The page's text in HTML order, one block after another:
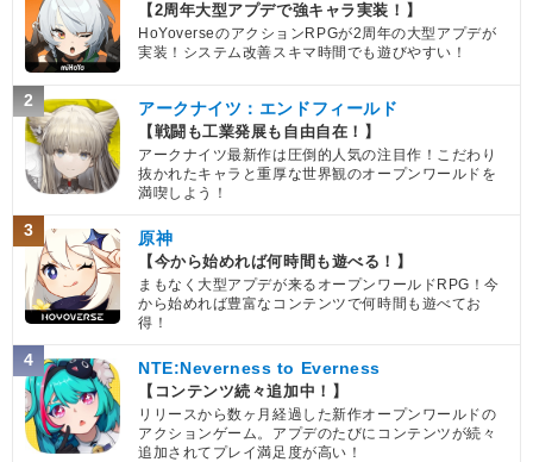
【2周年大型アプデで強キャラ実装！】
HoYoverseのアクションRPGが2周年の大型アプデが
実装！システム改善スキマ時間でも遊びやすい！
2 アークナイツ：エンドフィールド
【戦闘も工業発展も自由自在！】
アークナイツ最新作は圧倒的人気の注目作！こだわり
抜かれたキャラと重厚な世界観のオープンワールドを
満喫しよう！
3 原神
【今から始めれば何時間も遊べる！】
まもなく大型アプデが来るオープンワールドRPG！今
から始めれば豊富なコンテンツで何時間も遊べてお
得！
4 NTE:Neverness to Everness
【コンテンツ続々追加中！】
リリースから数ヶ月経過した新作オープンワールドの
アクションゲーム。アプデのたびにコンテンツが続々
追加されてプレイ満足度が高い！